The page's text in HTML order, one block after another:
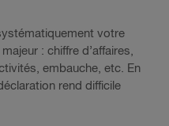
votre
: chiffre d’affaires,
embauche, etc. En
rend difficile